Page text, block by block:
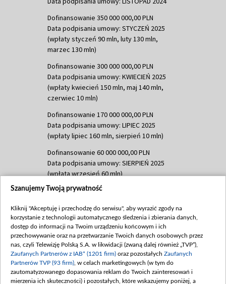
Dofinansowanie 350 000 000,00 PLN
Data podpisania umowy: STYCZEŃ 2025
(wpłaty styczeń 90 mln, luty 130 mln,
marzec 130 mln)
Dofinansowanie 300 000 000,00 PLN
Data podpisania umowy: KWIECIEŃ 2025
(wpłaty kwiecień 150 mln, maj 140 mln,
czerwiec 10 mln)
Dofinansowanie 170 000 000,00 PLN
Data podpisania umowy: LIPIEC 2025
(wpłaty lipiec 160 mln, sierpień 10 mln)
Dofinansowanie 60 000 000,00 PLN
Data podpisania umowy: SIERPIEŃ 2025
(wpłata wrzesień 60 mln)
Dofinansowanie 635 783 051,21 PLN
(wpłata wrzesień 100 mln, październik 350
mln, listopad 265 mln)
Dofinansowanie 48 862 000,00 PLN
Data podpisania umowy: GRUDZIEŃ 2025
(wpłata grudzień 60,548 mln)
Dofinansowanie 900 000 000,00 PLN
Szanujemy Twoją prywatność
Kliknij "Akceptuję i przechodzę do serwisu", aby wyrazić zgody na
korzystanie z technologii automatycznego śledzenia i zbierania danych,
dostęp do informacji na Twoim urządzeniu końcowym i ich
przechowywanie oraz na przetwarzanie Twoich danych osobowych przez
nas, czyli Telewizję Polską S.A. w likwidacji (zwaną dalej również „TVP”),
Zaufanych Partnerów z IAB* (1201 firm) oraz pozostałych Zaufanych
Partnerów TVP (93 firm) , w celach marketingowych (w tym do
zautomatyzowanego dopasowania reklam do Twoich zainteresowań i
mierzenia ich skuteczności) i pozostałych, które wskazujemy poniżej, a